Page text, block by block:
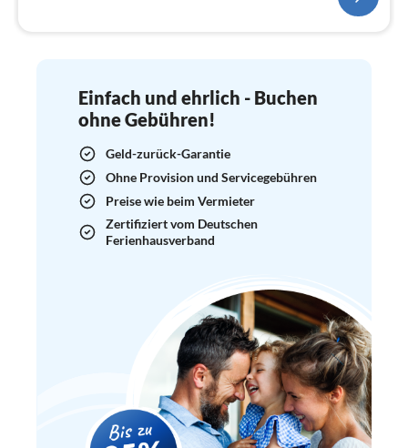
Einfach und ehrlich - Buchen
ohne Gebühren!
Geld-zurück-Garantie
Ohne Provision und Servicegebühren
Preise wie beim Vermieter
Zertifiziert vom Deutschen
Ferienhausverband